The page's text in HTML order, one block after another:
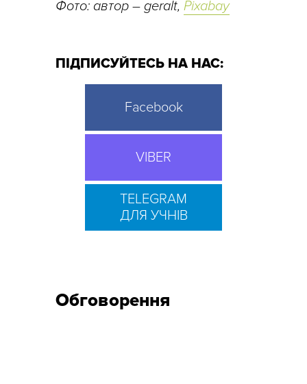
Фото: автор – geralt, Pixabay
ПІДПИСУЙТЕСЬ НА НАС:
Facebook
VIBER
TELEGRAM
ДЛЯ УЧНІВ
Обговорення